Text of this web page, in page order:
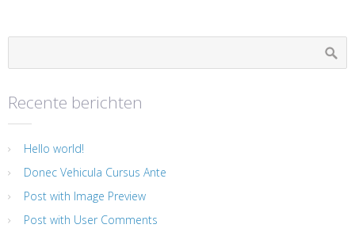
Recente berichten
Hello world!
Donec Vehicula Cursus Ante
Post with Image Preview
Post with User Comments